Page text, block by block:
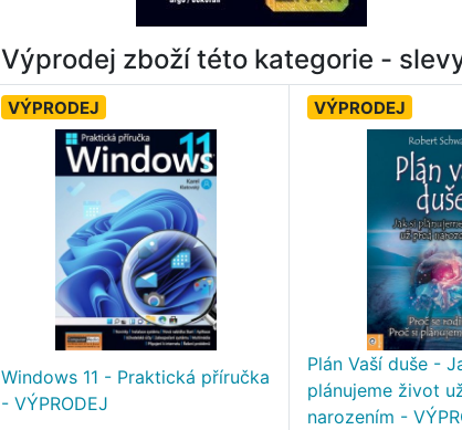
Výprodej zboží této kategorie -
VÝPRODEJ
Windows 11 - Praktická příručka
- VÝPRODEJ
VÝPRODEJ
Plán Vaší duše -
plánujeme život
narozením -